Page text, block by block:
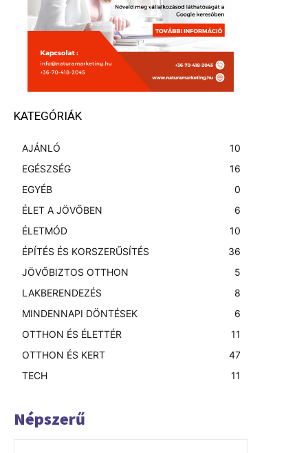
KATEGÓRIÁK
AJÁNLÓ
10
EGÉSZSÉG
16
EGYÉB
0
ÉLET A JÖVŐBEN
6
ÉLETMÓD
10
ÉPÍTÉS ÉS KORSZERŰSÍTÉS
36
JÖVŐBIZTOS OTTHON
5
LAKBERENDEZÉS
8
MINDENNAPI DÖNTÉSEK
6
OTTHON ÉS ÉLETTÉR
11
OTTHON ÉS KERT
47
TECH
11
Népszerű